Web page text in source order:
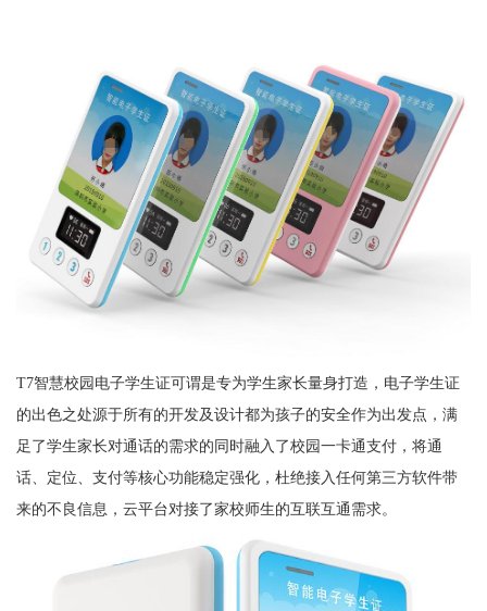
T7智慧校园电子学生证可谓是专为学生家长量身打造，电子学生证
的出色之处源于所有的开发及设计都为孩子的安全作为出发点，满
足了学生家长对通话的需求的同时融入了校园一卡通支付，将通
话、定位、支付等核心功能稳定强化，杜绝接入任何第三方软件带
来的不良信息，云平台对接了家校师生的互联互通需求。